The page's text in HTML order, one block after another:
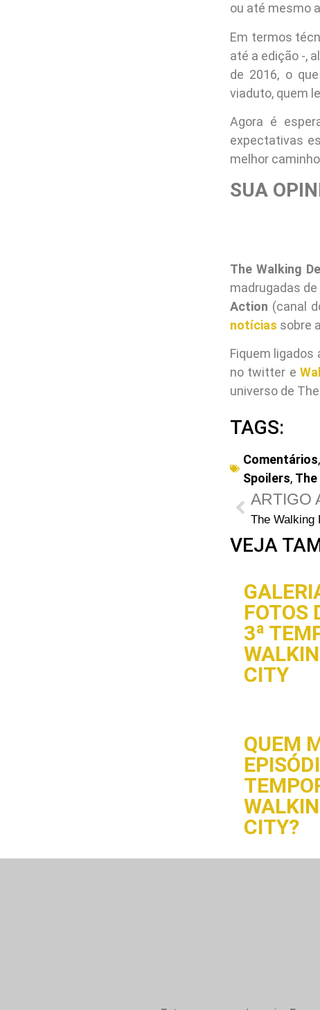
ou até mesmo
Em termos
até a edição -,
de 2016, o
viaduto, quem
Agora é
expectativas
melhor
SUA
The Walking
madrugadas
Action (canal
notícias sobre
Fiquem ligados
no twitter e
universo de
TAGS:
Comentários,
Spoilers, The
ARTIGO
VEJA
FOTOS
3ª
CITY
QUEM
CITY?